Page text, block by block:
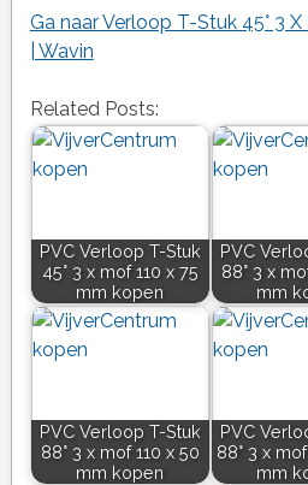
Ga naar Verloop T-Stuk 45° 3
| Wavin
Related Posts:
PVC Verloop T-Stuk
45° 3 x mof 110 x 75
mm kopen
PVC
88° 3 x
mm
PVC Verloop T-Stuk
88° 3 x mof 110 x 50
mm kopen
PVC
88° 3 x
mm